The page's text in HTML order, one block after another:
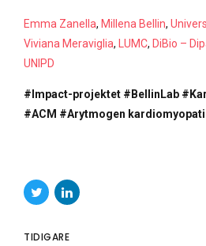
Emma Zanella, Millena Bellin,
Viviana Meraviglia, LUMC, DiBio –
UNIPD
#Impact-projektet #BellinLab
#ACM #Arytmogen kardiomyopati
TIDIGARE